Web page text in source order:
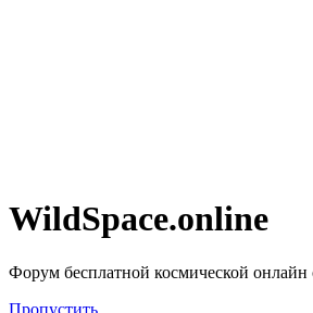
WildSpace.online
Форум бесплатной космической онлайн
Пропустить